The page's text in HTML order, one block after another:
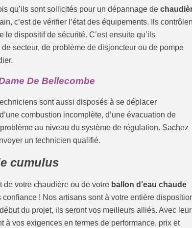
qu’ils sont sollicités pour un dépannage de
c’est de vérifier l’état des équipements. Ils
dispositif de sécurité. C’est ensuite qu’ils
secteur, de problème de disjoncteur ou de pompe
De Bellecombe
sont aussi disposés à se déplacer
combustion incomplète, d’une évacuation de
au niveau du système de régulation. Sachez
un technicien qualifié.
cumulus
de votre chaudière ou de votre ballon d’eau chaude
confiance ! Nos artisans sont à votre entière
du projet, ils seront vos meilleurs alliés. Avec leur
à vos exigences en termes de performance, prix et